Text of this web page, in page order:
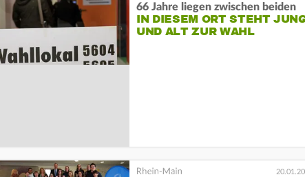
66 Jahre liegen zwischen beiden
IN DIESEM ORT STEHT
UND ALT ZUR WAHL